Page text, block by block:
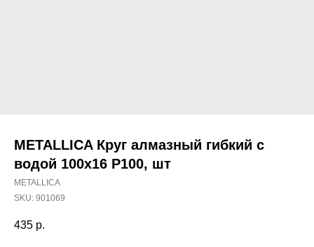
METALLICA Круг алмазный гибкий с
водой 100х16 Р100, шт
METALLICA
SKU: 901069
435 р.